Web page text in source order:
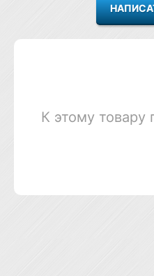
К этому товару